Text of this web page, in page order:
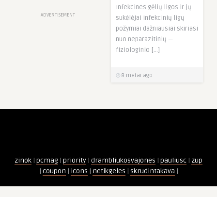
ADVERTISEMENT
Infekcines gėlių ligos ir jų
sukėlėjai Infekcinių ligų
požymiai dažniausiai skiriasi
nuo neparazitinių —
fiziologinio […]
8 metai ago
zinok | pcmag | priority | drambliukosvajones | pauliusc | zup
| coupon | icons | netikgeles | skrudintakava |